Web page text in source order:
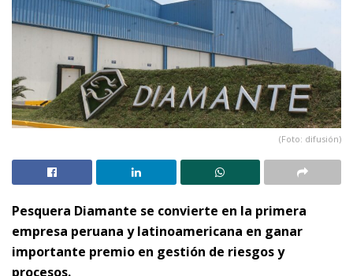
(Foto: difusión)
Pesquera Diamante se convierte en la primera
empresa peruana y latinoamericana en ganar
importante premio en gestión de riesgos y
procesos.